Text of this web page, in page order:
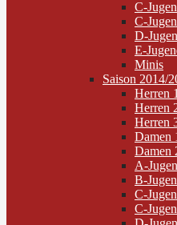
C-
C-
D-
E-
Minis
Saison 2014/
Herren 1
Herren
Herren
Damen
Damen
A-
B-
C-
C-